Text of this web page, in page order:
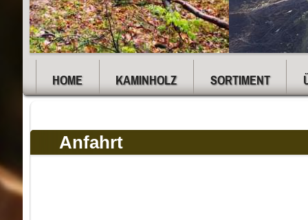
HOME KAMINHOLZ SORTIMENT
Anfahrt